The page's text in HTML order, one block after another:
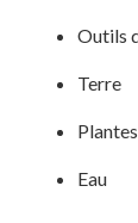
Outils
Terre
Eau